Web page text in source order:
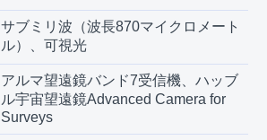
サブミリ波（波長870マイクロメート
ル）、可視光
アルマ望遠鏡バンド7受信機、ハッブ
ル宇宙望遠鏡Advanced Camera for
Surveys